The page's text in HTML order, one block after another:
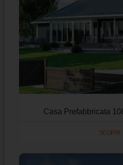
Casa Prefabbricata
SCOPRI